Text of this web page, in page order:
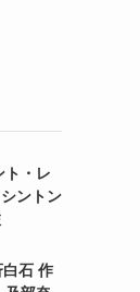
ト・レ
ントン
石 作